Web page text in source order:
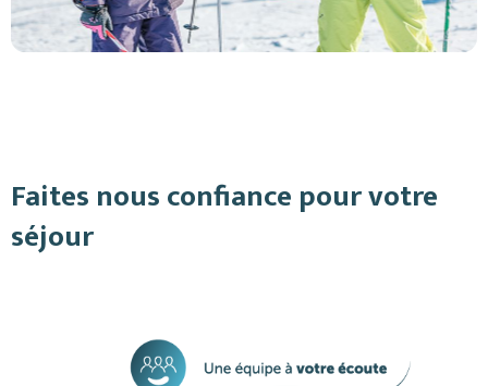
Faites nous confiance pour votre
séjour